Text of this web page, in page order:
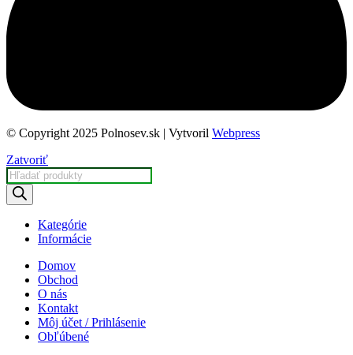
© Copyright 2025 Polnosev.sk | Vytvoril Webpress
Zatvoriť
Products
search
Kategórie
Informácie
Domov
Obchod
O nás
Kontakt
Môj účet / Prihlásenie
Obľúbené